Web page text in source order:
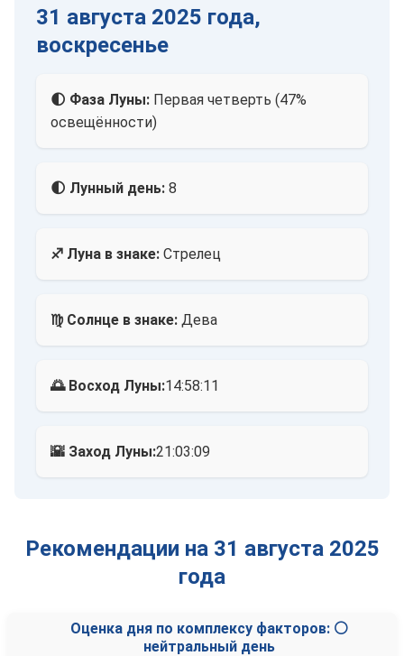
31 августа 2025 года,
воскресенье
🌓 Фаза Луны: Первая четверть (47%
освещённости)
🌓 Лунный день: 8
♐ Луна в знаке: Стрелец
♍ Солнце в знаке: Дева
🌅 Восход Луны:14:58:11
🌇 Заход Луны:21:03:09
Рекомендации на 31 августа 2025
года
Оценка дня по комплексу факторов: ⚪
нейтральный день